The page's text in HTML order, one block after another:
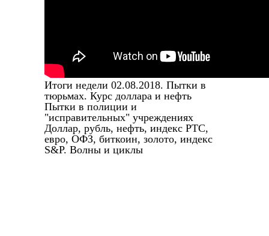
Итоги недели 02.08.2018. Пытки в
тюрьмах. Курс доллара и нефть
Пытки в полиции и
"исправительных" учреждениях
Доллар, рубль, нефть, индекс РТС,
евро, ОФЗ, биткоин, золото, индекс
S&P. Волны и циклы